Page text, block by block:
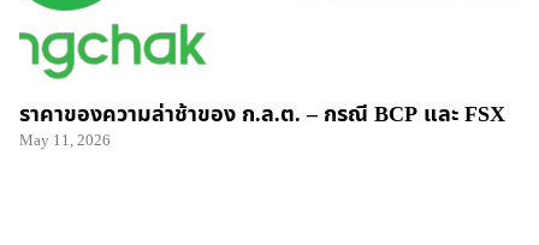
ราคาของความล่าช้าของ ก.ล.ต. – กรณี BCP และ FSX
May 11, 2026